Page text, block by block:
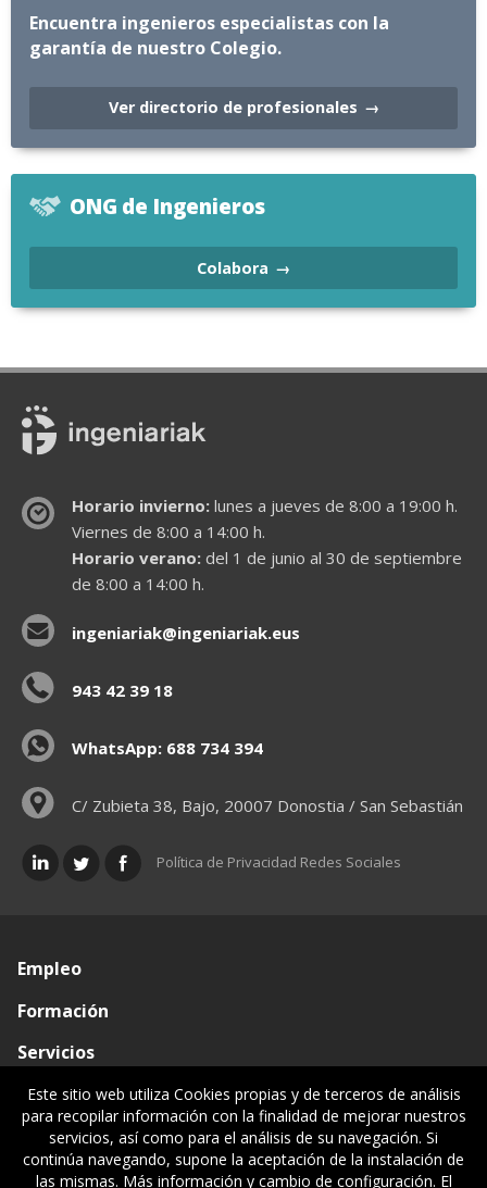
Encuentra ingenieros especialistas con la
garantía de nuestro Colegio.
Ver directorio de profesionales
ONG de Ingenieros
Colabora
Horario invierno:lunes a jueves de 8:00 a 19:00 h.
Viernes de 8:00 a 14:00 h.
Horario verano:del 1 de junio al 30 de septiembre
de 8:00 a 14:00 h.
ingeniariak@ingeniariak.eus
943 42 39 18
WhatsApp: 688 734 394
C/ Zubieta 38, Bajo, 20007 Donostia / San Sebastián
Política de Privacidad Redes Sociales
Empleo
Formación
Servicios
Conócenos
Visado de documentos
Ventanilla única
Este sitio web utiliza Cookies propias y de terceros de análisis
para recopilar información con la finalidad de mejorar nuestros
servicios, así como para el análisis de su navegación. Si
continúa navegando, supone la aceptación de la instalación de
las mismas. Más información y cambio de configuración. El